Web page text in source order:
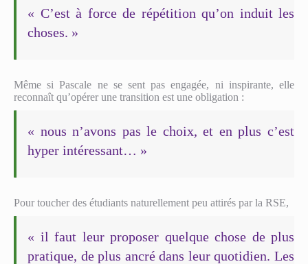
« C’est à force de répétition qu’on induit les
choses. »
Même si Pascale ne se sent pas engagée, ni inspirante, elle
reconnaît qu’opérer une transition est une obligation :
« nous n’avons pas le choix, et en plus c’est
hyper intéressant… »
Pour toucher des étudiants naturellement peu attirés par la RSE,
« il faut leur proposer quelque chose de plus
pratique, de plus ancré dans leur quotidien. Les